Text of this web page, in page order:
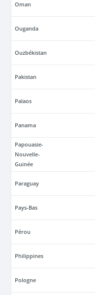
Oman
Ouganda
Ouzbékistan
Pakistan
Palaos
Panama
Papouasie-
Nouvelle-
Guinée
Paraguay
Pays-Bas
Pérou
Philippines
Pologne